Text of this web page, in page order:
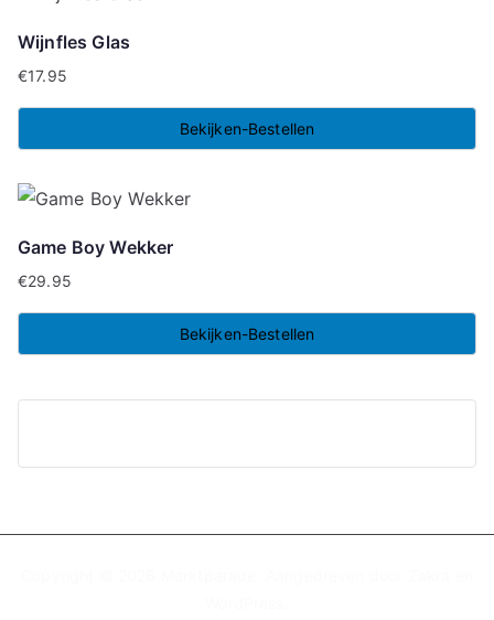
Wijnfles Glas
€17.95
Bekijken-Bestellen
Game Boy Wekker
€29.95
Bekijken-Bestellen